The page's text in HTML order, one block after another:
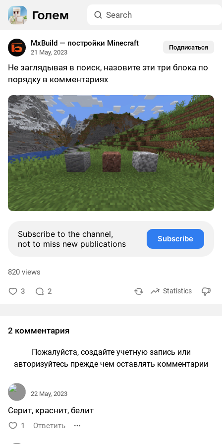
MxBuild — постройки Minecraft
21 May, 2023
Подписаться
Не заглядывая в поиск, назовите эти три блока по
порядку в комментариях
Subscribe to the channel,
not to miss new publications
Subscribe
820 views
3 2 Statistics
2 комментария
Пожалуйста, создайте учетную запись или
авторизуйтесь прежде чем оставлять комментарии
22 May, 2023
Серит, краснит, белит
1 Ответить